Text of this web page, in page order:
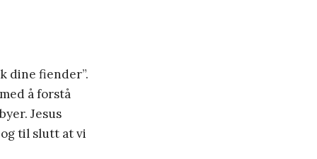
dine fiender”.
å forstå
Jesus
til slutt at vi